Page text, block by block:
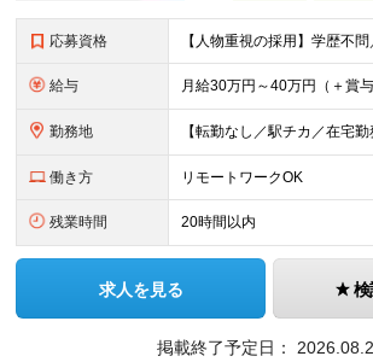
応募資格
給与 月給30万円～40万円（＋賞
勤務地
働き方 リモートワークOK
残業時間 20時間以内
求人を見る 検
掲載終了予定日：